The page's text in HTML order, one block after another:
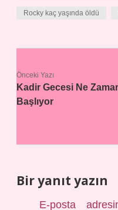
Rocky kaç yaşında öldü
Önceki Yazı
Kadir Gecesi Ne
Başlıyor
Bir yanıt yazın
E-posta